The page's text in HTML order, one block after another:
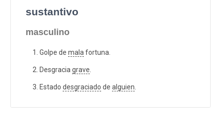
sustantivo
masculino
Golpe de mala fortuna.
Desgracia grave
Estado desgraciado de alguien